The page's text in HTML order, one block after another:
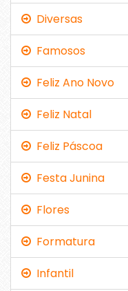
Diversas
Famosos
Feliz Ano Novo
Feliz Natal
Feliz Páscoa
Festa Junina
Flores
Formatura
Infantil